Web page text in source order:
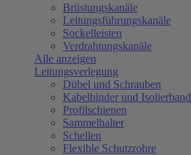
Brüstungskanäle
Leitungsführungskanäle
Sockelleisten
Verdrahtungskanäle
Alle anzeigen
Leitungsverlegung
Dübel und Schrauben
Kabelbinder und Isolierband
Profilschienen
Sammelhalter
Schellen
Flexible Schutzrohre